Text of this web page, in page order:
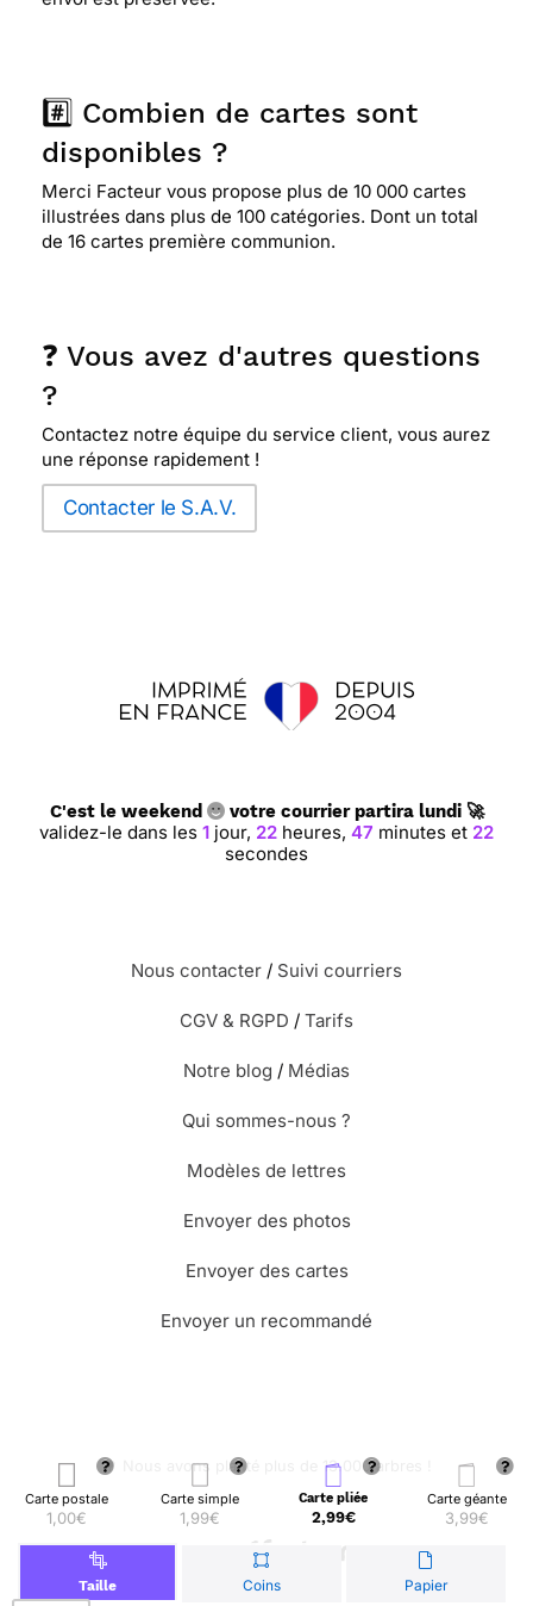
Carte postale
1,00€
Carte simple
1,99€
Carte pliée
2,99€
Carte géante
3,99€
Taille Coins Papier
#️⃣ Combien de cartes sont
disponibles ?
Merci Facteur vous propose plus de 10 000 cartes
illustrées dans plus de 100 catégories. Dont un total
de 16 cartes première communion.
❓ Vous avez d'autres questions
?
Contactez notre équipe du service client, vous aurez
une réponse rapidement !
Contacter le S.A.V.
C'est le weekend votre courrier partira lundi 🚀
validez-le dans les 1 jour, 22 heures, 47 minutes et 22
secondes
Nous contacter / Suivi courriers
CGV & RGPD / Tarifs
Notre blog / Médias
Qui sommes-nous ?
Modèles de lettres
Envoyer des photos
Envoyer des cartes
Envoyer un recommandé
🌳 Nous avons planté plus de 13.000 arbres !
© Merci Facteur